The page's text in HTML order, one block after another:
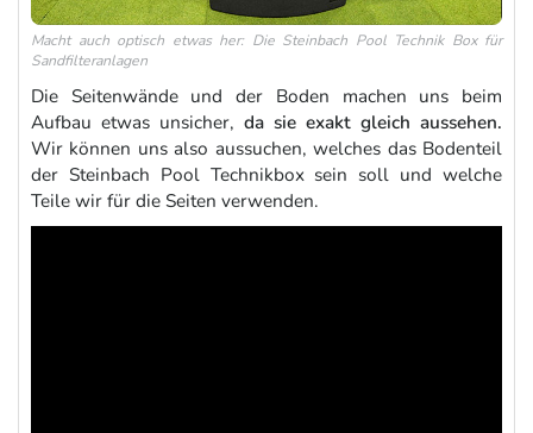
Macht auch optisch etwas her: Die Steinbach Pool Technik Box für
Sandfilteranlagen
Die Seitenwände und der Boden machen uns beim
Aufbau etwas unsicher, da sie exakt gleich aussehen.
Wir können uns also aussuchen, welches das Bodenteil
der Steinbach Pool Technikbox sein soll und welche
Teile wir für die Seiten verwenden.